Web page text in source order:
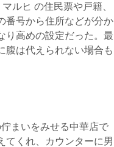
ルヒ の住民票や戸籍、
番号から住所などが分か
り高めの設定だった。最
腹は代えられない場合も
まいをみせる中華店で
てくれ、カウンターに男